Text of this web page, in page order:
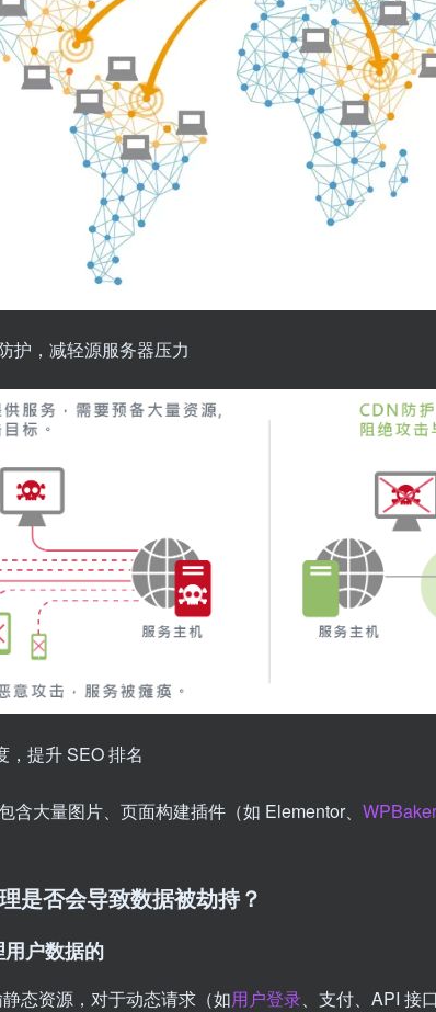
护，减轻源服务器压力
，提升 SEO 排名
含大量图片、页面构建插件（如 Elementor、
是否会导致数据被劫持？
户数据的
态资源，对于动态请求（如用户登录、支付、API 接